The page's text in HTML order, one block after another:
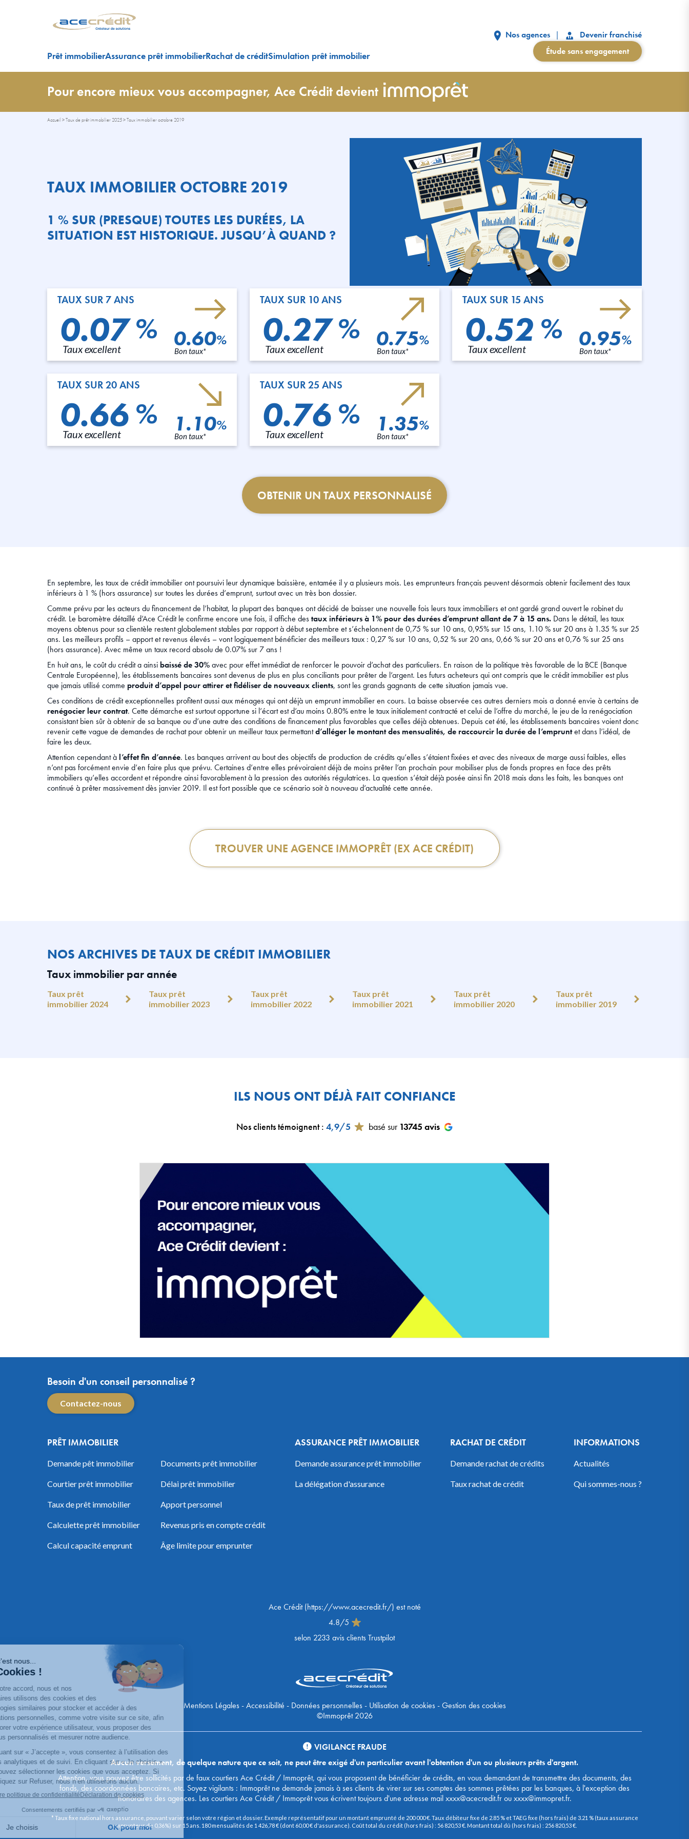
Prêt immobilierAssurance prêt immobilierRachat de créditSimulation prêt immobilier
Nos agences
Devenir franchisé
Étude sans engagement
Pour encore mieux vous accompagner, Ace Crédit devient
Accueil >Taux de prêt immobilier 2025>Taux immobilier octobre 2019
TAUX IMMOBILIER OCTOBRE 2019
1 % SUR (PRESQUE) TOUTES LES DURÉES, LA
SITUATION EST HISTORIQUE. JUSQU’À QUAND ?
TAUX SUR 7 ANS
0.07 %
Taux excellent 0.60%
Bon taux*
TAUX SUR 10 ANS
0.27 %
Taux excellent 0.75%
Bon taux*
TAUX SUR 15 ANS
0.52 %
Taux excellent 0.95%
Bon taux*
TAUX SUR 20 ANS
0.66 %
Taux excellent 1.10%
Bon taux*
TAUX SUR 25 ANS
0.76 %
Taux excellent 1.35%
Bon taux*
OBTENIR UN TAUX PERSONNALISÉ
En septembre, les taux de crédit immobilier ont poursuivi leur dynamique baissière, entamée il y a plusieurs mois. Les emprunteurs français peuvent désormais obtenir facilement des taux
inférieurs à 1 % (hors assurance) sur toutes les durées d’emprunt, surtout avec un très bon dossier.
Comme prévu par les acteurs du financement de l’habitat, la plupart des banques ont décidé de baisser une nouvelle fois leurs taux immobiliers et ont gardé grand ouvert le robinet du
crédit. Le baromètre détaillé d’Ace Crédit le confirme encore une fois, il affiche destaux inférieurs à 1% pour des durées d’emprunt allant de 7 à 15 ans. Dans le détail, les taux
moyens obtenus pour sa clientèle restent globalement stables par rapport à début septembre et s’échelonnent de 0,75 % sur 10 ans, 0,95% sur 15 ans, 1.10 % sur 20 ans à 1.35 % sur 25
ans. Les meilleurs profils – apport et revenus élevés – vont logiquement bénéficier des meilleurs taux : 0,27 % sur 10 ans, 0,52 % sur 20 ans, 0,66 % sur 20 ans et 0,76 % sur 25 ans
(hors assurance). Avec même un taux record absolu de 0.07% sur 7 ans !
En huit ans, le coût du crédit a ainsi baissé de 30%avec pour effet immédiat de renforcer le pouvoir d’achat des particuliers. En raison de la politique très favorable de la BCE (Banque
Centrale Européenne), les établissements bancaires sont devenus de plus en plus conciliants pour prêter de l’argent. Les futurs acheteurs qui ont compris que le crédit immobilier est plus
que jamais utilisé comme produit d’appel pour attirer et fidéliser de nouveaux clients, sont les grands gagnants de cette situation jamais vue.
Ces conditions de crédit exceptionnelles profitent aussi aux ménages qui ont déjà un emprunt immobilier en cours. La baisse observée ces autres derniers mois a donné envie à certains de
renégocier leur contrat. Cette démarche est surtout opportune si l’écart est d’au moins 0.80% entre le taux initialement contracté et celui de l’offre du marché, le jeu de la renégociation
consistant bien sûr à obtenir de sa banque ou d’une autre des conditions de financement plus favorables que celles déjà obtenues. Depuis cet été, les établissements bancaires voient donc
revenir cette vague de demandes de rachat pour obtenir un meilleur taux permettantd’alléger le montant des mensualités, de raccourcir la durée de l’empruntet dans l’idéal, de
faire les deux.
Attention cependant à l’effet fin d’année. Les banques arrivent au bout des objectifs de production de crédits qu’elles s’étaient fixées et avec des niveaux de marge aussi faibles, elles
n’ont pas forcément envie d’en faire plus que prévu. Certaines d’entre elles prévoiraient déjà de moins prêter l’an prochain pour mobiliser plus de fonds propres en face des prêts
immobiliers qu’elles accordent et répondre ainsi favorablement à la pression des autorités régulatrices. La question s’était déjà posée ainsi fin 2018 mais dans les faits, les banques ont
continué à prêter massivement dès janvier 2019. Il est fort possible que ce scénario soit à nouveau d’actualité cette année.
TROUVER UNE AGENCE IMMOPRÊT (EX ACE CRÉDIT)
NOS ARCHIVES DE TAUX DE CRÉDIT IMMOBILIER
Taux immobilier par année
Taux prêt
immobilier 2024
Taux prêt
immobilier 2023
Taux prêt
immobilier 2022
Taux prêt
immobilier 2021
Taux prêt
immobilier 2020
Taux prêt
immobilier 2019
ILS NOUS ONT DÉJÀ FAIT CONFIANCE
Nos clients témoignent: 4,9/5 basé sur 13745 avis
Besoin d'un conseil personnalisé ?
Contactez-nous
PRÊT IMMOBILIER
Demande pêt immobilier
Courtier prêt immobilier
Taux de prêt immobilier
Calculette prêt immobilier
Calcul capacité emprunt
Documents prêt immobilier
Délai prêt immobilier
Apport personnel
Revenus pris en compte crédit
Âge limite pour emprunter
ASSURANCE PRÊT IMMOBILIER
Demande assurance prêt immobilier
La délégation d'assurance
RACHAT DE CRÉDIT
Demande rachat de crédits
Taux rachat de crédit
INFORMATIONS
Actualités
Qui sommes-nous ?
Ace Crédit(https://www.acecredit.fr/) est noté
4.8/5
selon 2233 avis clients Trustpilot
Mentions Légales-Accessibilité - Données personnelles- Utilisation de cookies-Gestion des cookies
©Immoprêt 2026
VIGILANCE FRAUDE
Aucun versement, de quelque nature que ce soit, ne peut être exigé d'un particulier avant l'obtention d'un ou plusieurs prêts d'argent.
Attention, vous pouvez être sollicités par de faux courtiers Ace Crédit / Immoprêt, qui vous proposent de bénéficier de crédits, en vous demandant de transmettre des documents, des
fonds, des coordonnées bancaires, etc. Soyez vigilants : Immoprêt ne demande jamais à ses clients de virer sur ses comptes des sommes prêtées par les banques, à l'exception des
honoraires des agences. Les courtiers Ace Crédit / Immoprêt vous écrivent toujours d'une adresse mail xxxx@acecredit.fr ou xxxx@immopret.fr.
* Taux fixe national hors assurance, pouvant varier selon votre région et dossier. Exemple représentatif pour un montant emprunté de 200 000 €. Taux débiteur fixe de 2.85 % et TAEG fixe (hors frais) de 3.21 % (taux assurance
emprunteur de 0,36%) sur 15 ans. 180 mensualités de 1 426,78 € (dont 60,00 € d'assurance). Coût total du crédit (hors frais) : 56 820,53 €. Montant total dû (hors frais) : 256 820,53 €.